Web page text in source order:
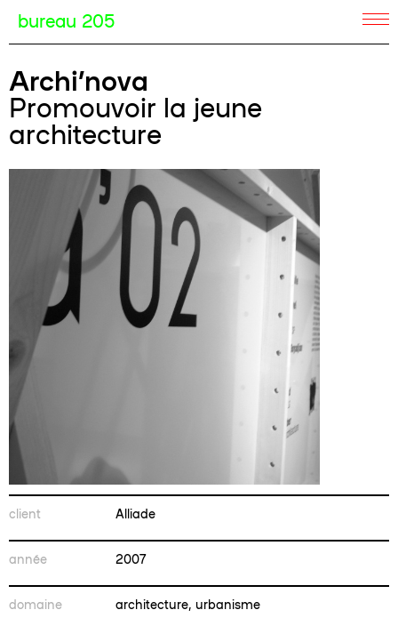
bureau 205
Archi’nova
Promouvoir la jeune
architecture
client Alliade
année 2007
domaine architecture, urbanisme